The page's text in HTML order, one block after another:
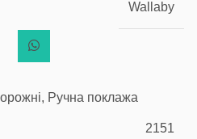
Wallaby
, Ручна поклажа
2151